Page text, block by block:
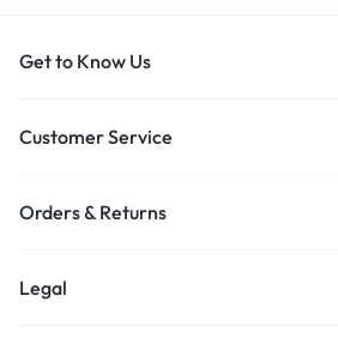
Get to Know Us
Customer Service
Orders & Returns
Legal